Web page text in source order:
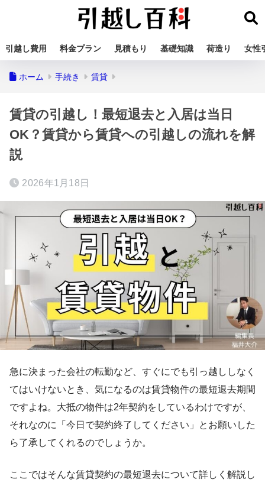
引越し費用 料金プラン 見積もり 基礎知識 荷造り 女性
ホーム 手続き 賃貸
賃貸の引越し！最短退去と入居は当日
OK？賃貸から賃貸への引越しの流れを解
説
2026年1月18日
急に決まった会社の転勤など、すぐにでも引っ越ししなく
てはいけないとき、気になるのは賃貸物件の最短退去期間
ですよね。大抵の物件は2年契約をしているわけですが、
それなのに「今日で契約終了してください」とお願いした
ら了承してくれるのでしょうか。
ここではそんな賃貸契約の最短退去について詳しく解説し